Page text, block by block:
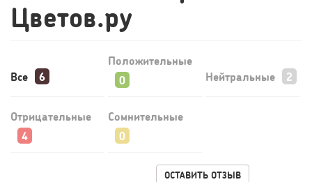
Цветов.ру
Все
Положительные
Нейтральные
Отрицательные Сомнительные
ОСТАВИТЬ ОТЗЫВ